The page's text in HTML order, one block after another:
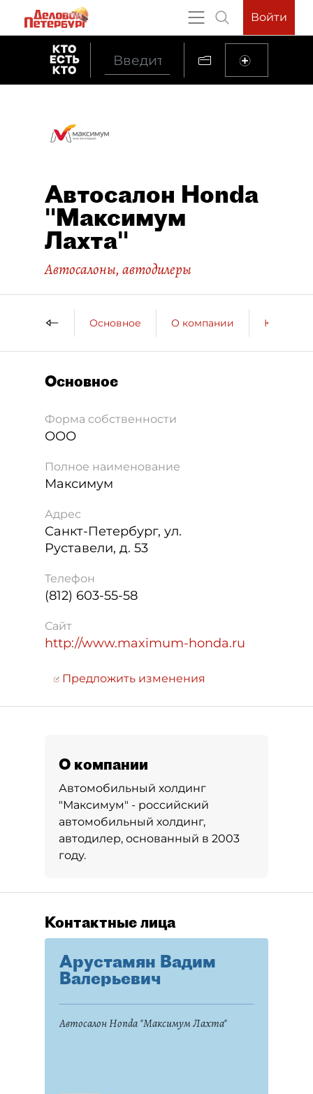
Войти
Автосалон Honda
"Максимум
Лахта"
Автосалоны, автодилеры
Основное О компании
Основное
Форма собственности
ООО
Полное наименование
Максимум
Адрес
Санкт-Петербург, ул.
Руставели, д. 53
Телефон
(812) 603-55-58
Сайт
http://www.maximum-honda.ru
Предложить изменения
О компании
Автомобильный холдинг
"Максимум" - российский
автомобильный холдинг,
автодилер, основанный в 2003
году.
Контактные лица
Арустамян Вадим
Валерьевич
Автосалон Honda "Максимум Лахта"